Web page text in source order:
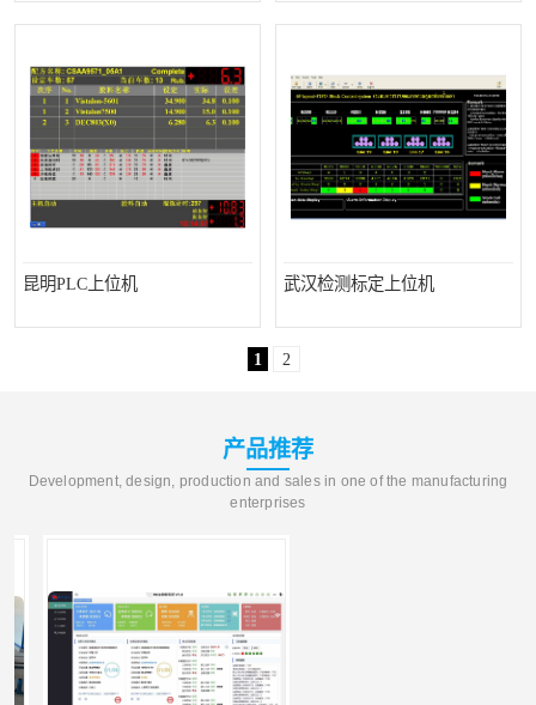
昆明PLC上位机 武汉检测标定上位机
1 2
产品推荐
Development, design, production and sales in one of the manufacturing
enterprises